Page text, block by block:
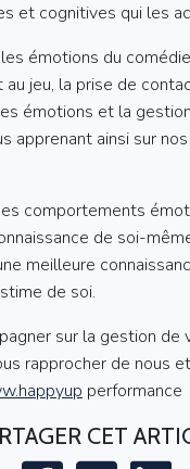
et cognitives qui les
émotions du
jeu, la prise de
émotions et la
apprenant ainsi sur
comportements
de soi-
meilleure
de soi.
sur la gestion de
rapprocher de nous
performance
CET